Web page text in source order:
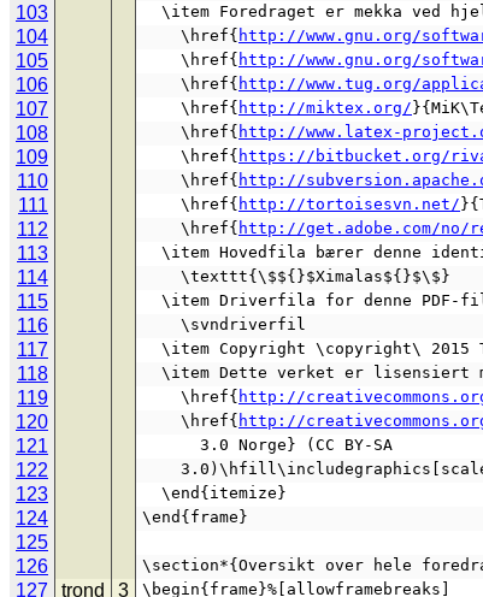
103
\item Foredraget er mekka ved
104
    \href{
http://www.gnu.org/
105
    \href{
http://www.gnu.org/
106
    \href{
http://www.tug.org/
107
    \href{
http://miktex.org/
108
    \href{
http://www.latex-
109
    \href{
https://bitbucket.org/
110
    \href{
http://
111
    \href{
http://tortoisesvn.net/
112
    \href{
http://get.adobe.com/no/
113
\item Hovedfila bærer denne
114
    \texttt{\$${}$Ximalas${}$\$}
115
\item Driverfila for denne PDF-
116
    \svndriverfil
117
\item Copyright \copyright\ 2015
118
\item Dette verket er lisensiert
119
    \href{
http://
120
    \href{
http://
121
      3.0 Norge} (CC BY-SA
122
123
  \end{itemize}
124 \end{frame}
125
126
\section*{Oversikt over hele
127 trond 3 \begin{frame}%[allowframebreaks]